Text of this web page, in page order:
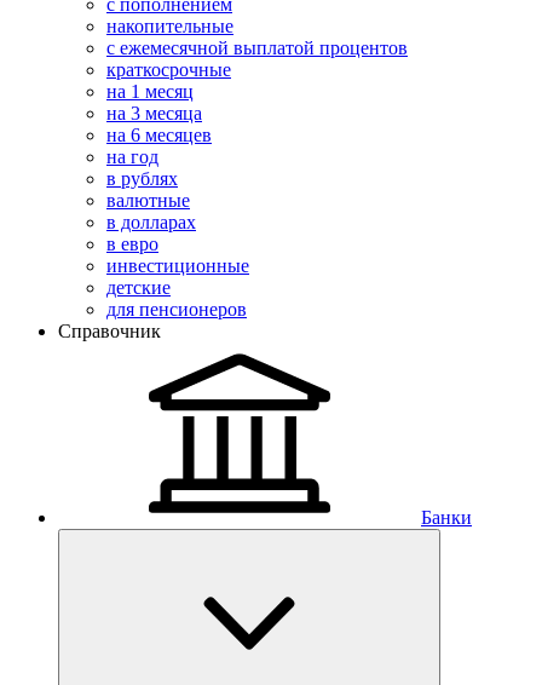
с пополнением
накопительные
с ежемесячной выплатой процентов
краткосрочные
на 1 месяц
на 3 месяца
на 6 месяцев
на год
в рублях
валютные
в долларах
в евро
инвестиционные
детские
для пенсионеров
Справочник
Банки